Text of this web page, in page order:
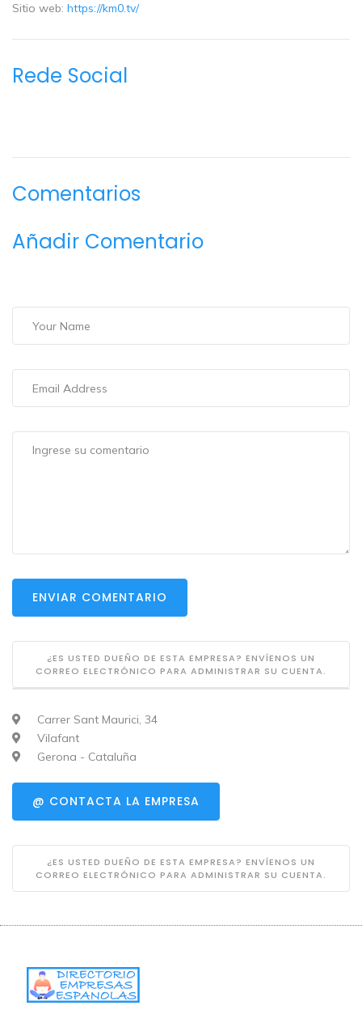
Sitio web: https://km0.tv/
Rede Social
Comentarios
Añadir Comentario
ENVIAR COMENTARIO
¿ES USTED DUEÑO DE ESTA EMPRESA? ENVÍENOS UN
CORREO ELECTRÓNICO PARA ADMINISTRAR SU CUENTA.
Carrer Sant Maurici, 34
Vilafant
Gerona - Cataluña
@ CONTACTA LA EMPRESA
¿ES USTED DUEÑO DE ESTA EMPRESA? ENVÍENOS UN
CORREO ELECTRÓNICO PARA ADMINISTRAR SU CUENTA.